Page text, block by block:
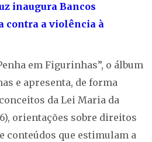
inaugura Bancos
contra a violência à
em Figurinhas”, o álbum
e apresenta, de forma
da Lei Maria da
orientações sobre direitos
conteúdos que estimulam a